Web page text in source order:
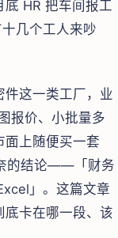
HR 把车间报工
几个工人来吵
这一类工厂，业
报价、小批量多
面上随便买一套
的结论——「财务
」。这篇文章
卡在哪一段、该